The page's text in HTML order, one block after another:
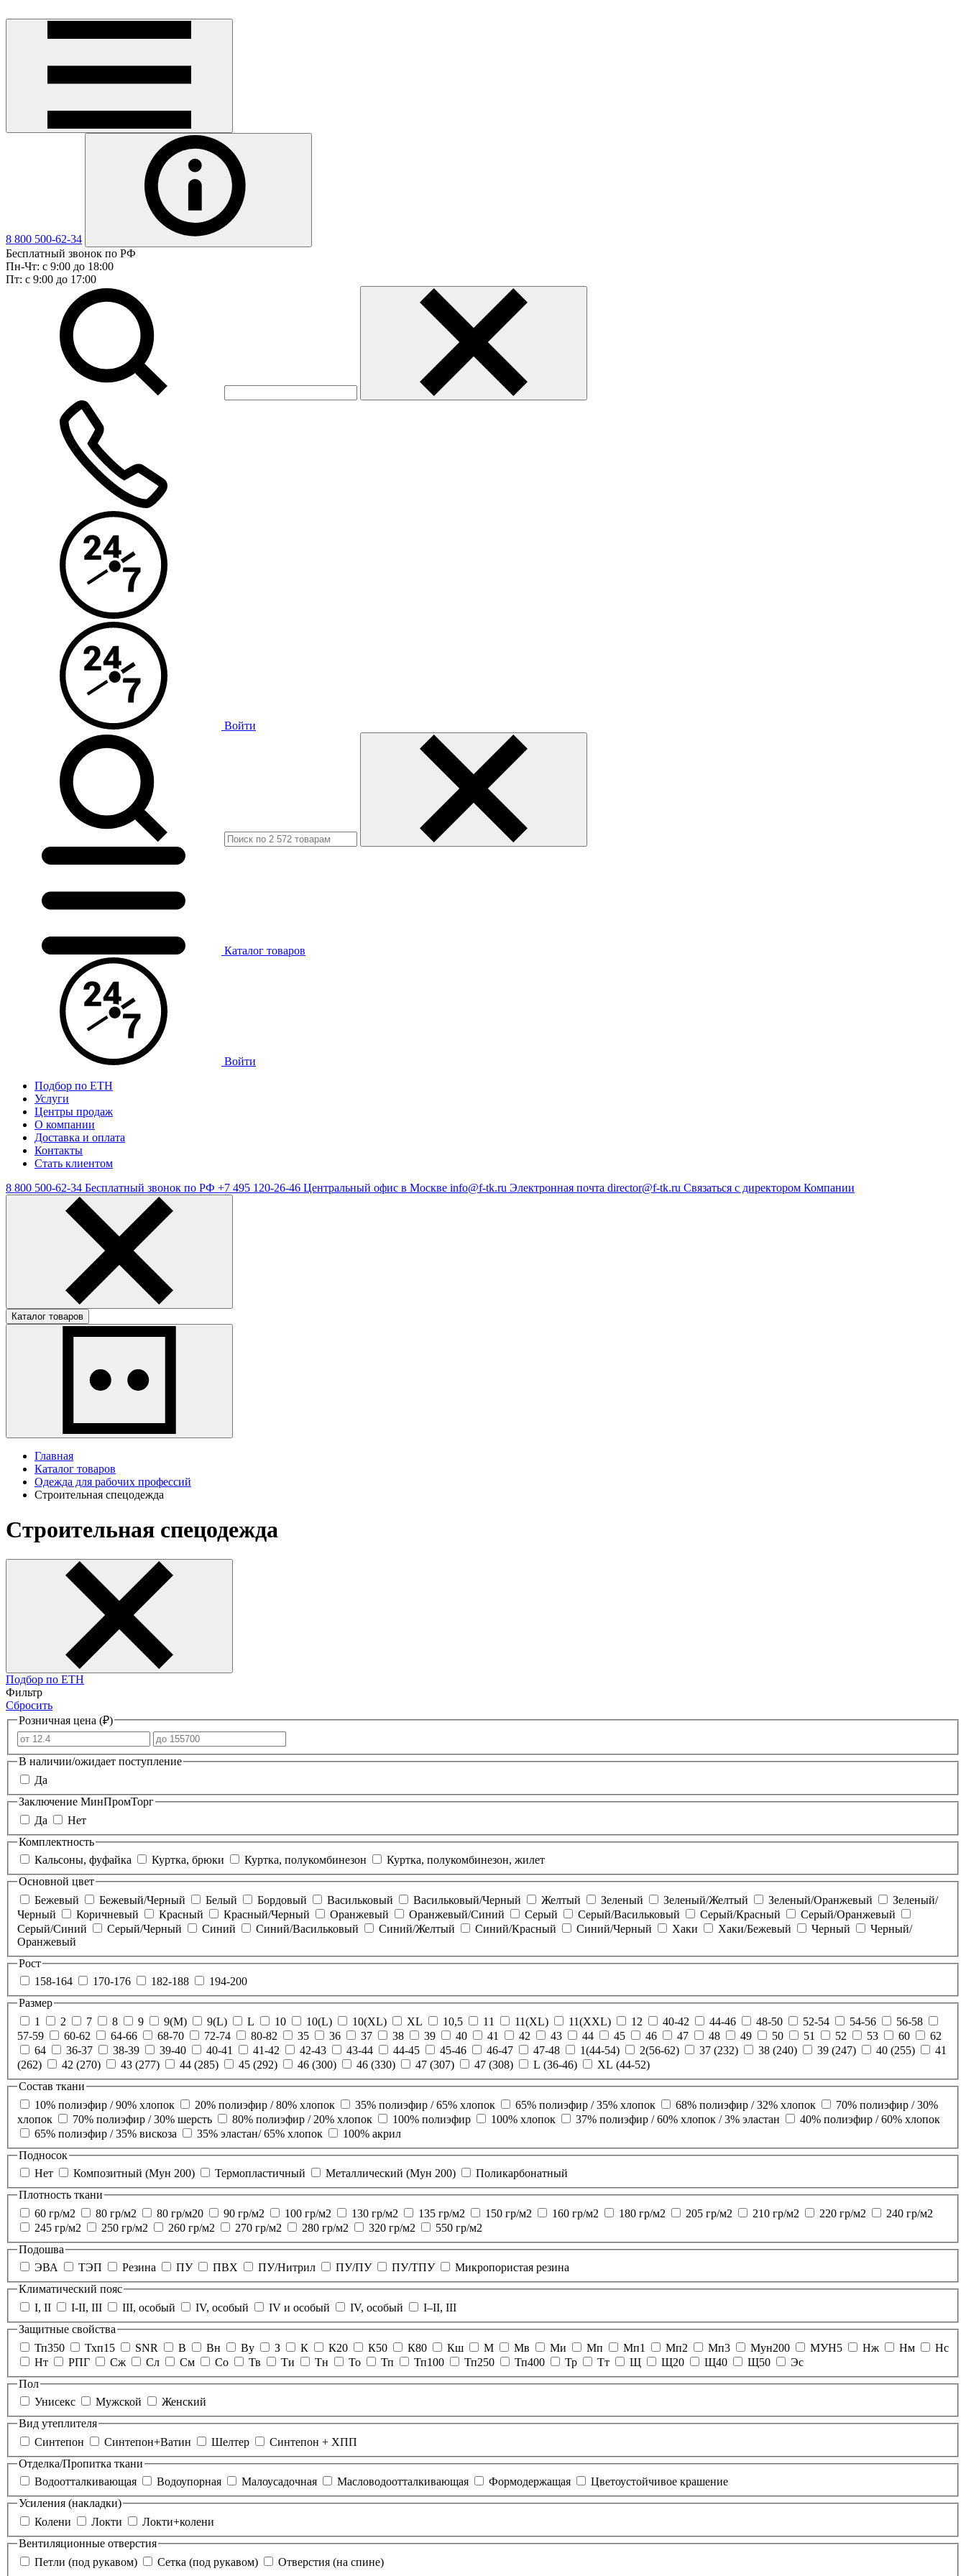
8 800 500-62-34
Бесплатный звонок по РФ
Пн-Чт: с 9:00 до 18:00
Пт: с 9:00 до 17:00
Войти
Каталог товаров
Войти
Подбор по ЕТН
Услуги
Центры продаж
О компании
Доставка и оплата
Контакты
Стать клиентом
8 800 500-62-34 Бесплатный звонок по РФ +7 495 120-26-46 Центральный офис в Москве info@f-tk.ru Электронная почта director@f-tk.ru Связаться с директором Компании
Каталог товаров
Главная
Каталог товаров
Одежда для рабочих профессий
Строительная спецодежда
Строительная спецодежда
Подбор по ЕТН
Фильтр
Сбросить
Розничная цена (₽)
В наличии/ожидает поступление
Да
Заключение МинПромТорг
Да
Нет
Комплектность
Кальсоны, фуфайка
Куртка, брюки Куртка, полукомбинезон
Куртка, полукомбинезон, жилет
Основной цвет
Бежевый
Бежевый/Черный Белый Бордовый Васильковый Васильковый/Черный Желтый Зеленый Зеленый/Желтый Зеленый/Оранжевый
Зеленый/
Черный
Коричневый Красный Красный/Черный Оранжевый Оранжевый/Синий Серый Серый/Васильковый Серый/Красный
Серый/Оранжевый
Серый/Синий
Серый/Черный Синий Синий/Васильковый Синий/Желтый Синий/Красный Синий/Черный Хаки Хаки/Бежевый Черный
Черный/
Оранжевый
Рост
158-164
170-176 182-188
194-200
Размер
1
2 7 8 9 9(М) 9(L) L 10 10(L) 10(XL) XL 10,5 11 11(XL) 11(XXL) 12 40-42 44-46 48-50 52-54 54-56
56-58
57-59
60-62 64-66 68-70 72-74 80-82 35 36 37 38 39 40 41 42 43 44 45 46 47 48 49 50 51 52 53 60
62
64
36-37 38-39 39-40 40-41 41-42 42-43 43-44 44-45 45-46 46-47 47-48 1(44-54) 2(56-62) 37 (232) 38 (240) 39 (247) 40 (255)
41
(262)
42 (270) 43 (277) 44 (285) 45 (292) 46 (300) 46 (330) 47 (307) 47 (308) L (36-46)
XL (44-52)
Состав ткани
10% полиэфир / 90% хлопок
20% полиэфир / 80% хлопок 35% полиэфир / 65% хлопок 65% полиэфир / 35% хлопок 68% полиэфир / 32% хлопок
70% полиэфир / 30%
хлопок
70% полиэфир / 30% шерсть 80% полиэфир / 20% хлопок 100% полиэфир 100% хлопок 37% полиэфир / 60% хлопок / 3% эластан
40% полиэфир / 60% хлопок
65% полиэфир / 35% вискоза
35% эластан/ 65% хлопок
100% акрил
Подносок
Нет
Композитный (Мун 200) Термопластичный Металлический (Мун 200)
Поликарбонатный
Плотность ткани
60 гр/м2
80 гр/м2 80 гр/м20 90 гр/м2 100 гр/м2 130 гр/м2 135 гр/м2 150 гр/м2 160 гр/м2 180 гр/м2 205 гр/м2 210 гр/м2 220 гр/м2
240 гр/м2
245 гр/м2
250 гр/м2 260 гр/м2 270 гр/м2 280 гр/м2 320 гр/м2
550 гр/м2
Подошва
ЭВА
ТЭП Резина ПУ ПВХ ПУ/Нитрил ПУ/ПУ ПУ/ТПУ
Микропористая резина
Климатический пояс
I, II
I-II, III III, особый IV, особый IV и особый IV, особый
I–II, III
Защитные свойства
Тп350
Тхп15 SNR В Вн Ву З К К20 К50 К80 Кш М Мв Ми Мп Мп1 Мп2 Мп3 Мун200 МУН5 Нж Нм
Нс
Нт
РПГ Сж Сл См Со Тв Ти Тн То Тп Тп100 Тп250 Тп400 Тр Тт Щ Щ20 Щ40 Щ50
Эс
Пол
Унисекс
Мужской
Женский
Вид утеплителя
Синтепон
Синтепон+Ватин Шелтер
Синтепон + ХПП
Отделка/Пропитка ткани
Водоотталкивающая
Водоупорная Малоусадочная Масловодоотталкивающая Формодержащая
Цветоустойчивое крашение
Усиления (накладки)
Колени
Локти
Локти+колени
Вентиляционные отверстия
Петли (под рукавом)
Сетка (под рукавом) Отверстия (на спине)